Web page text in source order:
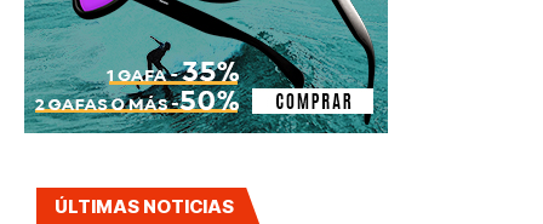
ÚLTIMAS NOTICIAS